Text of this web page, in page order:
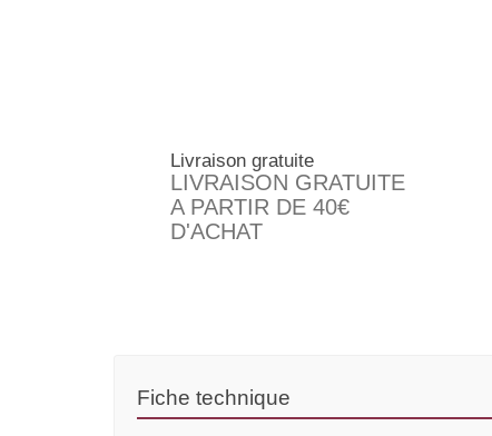
Livraison gratuite
LIVRAISON GRATUITE
A PARTIR DE 40€
D'ACHAT
Fiche technique